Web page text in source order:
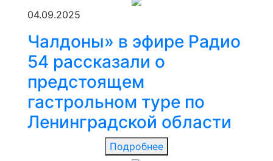
04.09.2025
Чалдоны» в эфире Радио
54 рассказали о
предстоящем
гастрольном туре по
Ленинградской области
Подробнее